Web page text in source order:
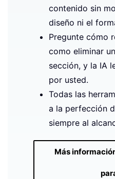
contenido sin
diseño ni el
Pregunte cómo
como eliminar
sección, y la IA
por usted.
Todas las
a la perfección
siempre al
Más